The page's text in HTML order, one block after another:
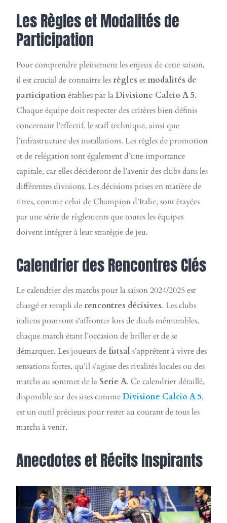
Les Règles et Modalités de
Participation
Pour comprendre pleinement les enjeux de cette saison,
il est crucial de connaître les règles et modalités de
participationétablies par laDivisione Calcio A 5.
Chaque équipe doit respecter des critères bien définis
concernant l’effectif, le staff technique, ainsi que
l’infrastructure des installations. Les règles de promotion
et de relégation sont également d’une importance
capitale, car elles décideront de l’avenir des clubs dans les
différentes divisions. Les décisions prises en matière de
titres, comme celui de Champion d’Italie, sont étayées
par une série de règlements que toutes les équipes
doivent intégrer à leur stratégie de jeu.
Calendrier des Rencontres Clés
Le calendrier des matchs pour la saison 2024/2025 est
chargé et rempli de rencontres décisives. Les clubs
italiens pourront s’affronter lors de duels mémorables,
chaque match étant l’occasion de briller et de se
démarquer. Les joueurs de futsal s’apprêtent à vivre des
sensations fortes, qu’il s’agisse des rivalités locales ou des
matchs au sommet de la Serie A. Ce calendrier détaillé,
disponible sur des sites commeDivisione Calcio A 5,
est un outil précieux pour rester au courant de tous les
matchs à venir.
Anecdotes et Récits Inspirants